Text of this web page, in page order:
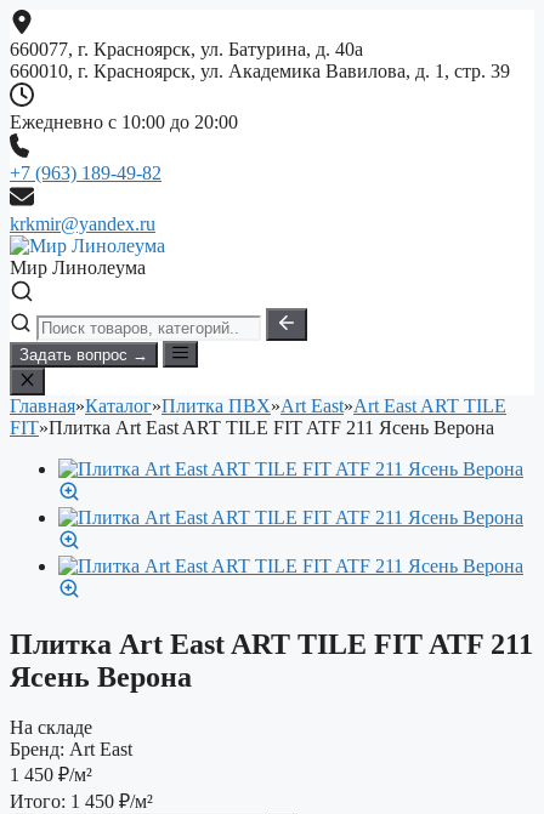
Перейти
к
содержимому
660077, г. Красноярск, ул. Батурина, д. 40а
660010, г. Красноярск, ул. Академика Вавилова, д. 1, стр. 39
Ежедневно с 10:00 до 20:00
+7 (963) 189-49-82
krkmir@yandex.ru
Мир Линолеума
Задать вопрос →
Главная»Каталог»Плитка ПВХ»Art East»Art East ART TILE
FIT»Плитка Art East ART TILE FIT ATF 211 Ясень Верона
Плитка Art East ART TILE FIT ATF 211
Ясень Верона
На складе
Бренд: Art East
1 450 ₽/м²
Итого: 1 450 ₽/м²